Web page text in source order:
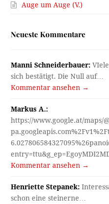
Auge um Auge (V.)
Neueste Kommentare
Manni Schneiderbauer:
sich bestätigt. Die Null auf…
Kommentar ansehen →
Markus A.:
https://www.google.at/maps/
Kommentar ansehen →
Henriette Stepanek:
schon eine steinerne…